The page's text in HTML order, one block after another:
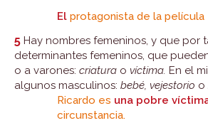
El protagonista de la película
5 Hay nombres femeninos, y que por
determinantes femeninos, que
o a varones: criatura o víctima. En el
algunos masculinos: bebé, vejestorio o
Ricardo es una pobre
circunstancia.